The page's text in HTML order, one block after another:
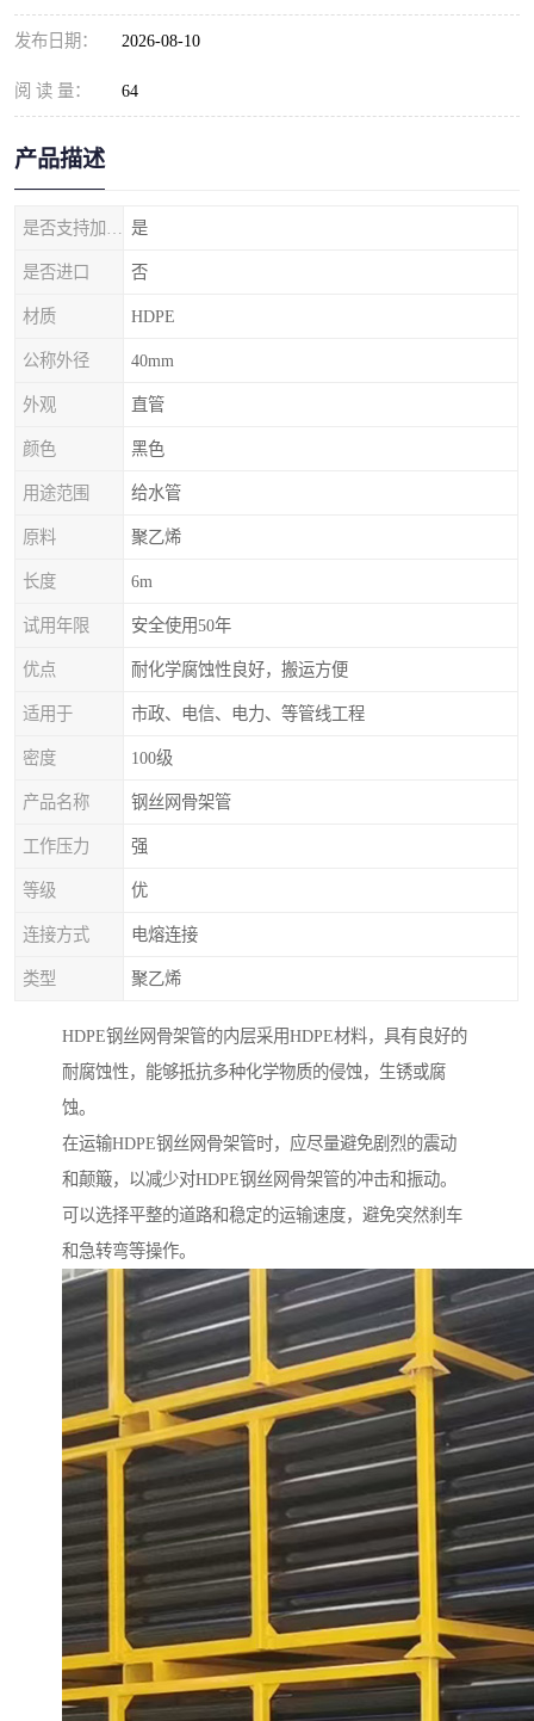
发布日期： 2026-08-10
阅 读 量： 64
产品描述
是
是否进口 否
材质 HDPE
公称外径 40mm
外观 直管
颜色 黑色
用途范围 给水管
原料 聚乙烯
长度 6m
试用年限 安全使用50年
优点 耐化学腐蚀性良好，搬运方便
适用于 市政、电信、电力、等管线工程
密度 100级
产品名称 钢丝网骨架管
工作压力 强
等级 优
连接方式 电熔连接
类型 聚乙烯
HDPE钢丝网骨架管的内层采用HDPE材料，具有良好的
耐腐蚀性，能够抵抗多种化学物质的侵蚀，生锈或腐
蚀。
在运输HDPE钢丝网骨架管时，应尽量避免剧烈的震动
和颠簸，以减少对HDPE钢丝网骨架管的冲击和振动。
可以选择平整的道路和稳定的运输速度，避免突然刹车
和急转弯等操作。